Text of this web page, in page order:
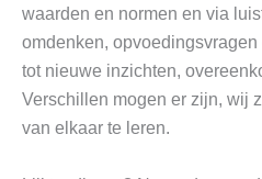
waarden en normen en via
omdenken,
tot nieuwe inzichten,
Verschillen mogen er zijn, wij
van elkaar te leren.